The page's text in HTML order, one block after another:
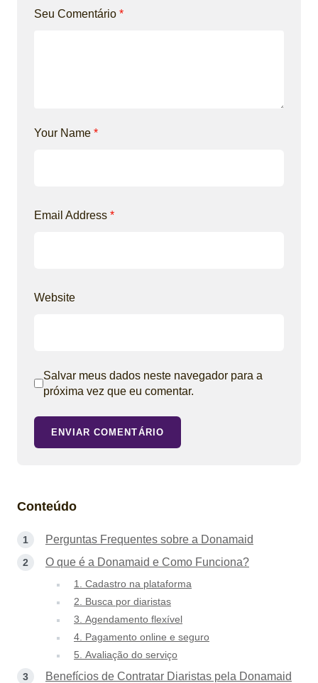
Seu Comentário *
Your Name *
Email Address *
Website
Salvar meus dados neste navegador para a
próxima vez que eu comentar.
ENVIAR COMENTÁRIO
Conteúdo
Perguntas Frequentes sobre a Donamaid
O que é a Donamaid e Como Funciona?
1. Cadastro na plataforma
2. Busca por diaristas
3. Agendamento flexível
4. Pagamento online e seguro
5. Avaliação do serviço
Benefícios de Contratar Diaristas pela Donamaid